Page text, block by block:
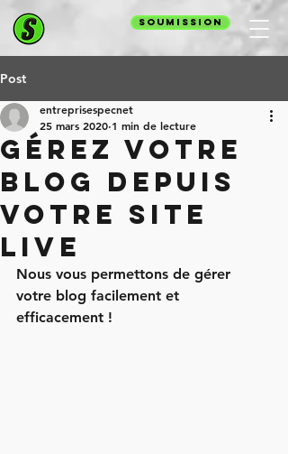
SOUMISSION
Post
Gérez votre
blog depuis
votre site
live
entreprisespecnet
25 mars 2020 1 min de lecture
Nous vous permettons de gérer
votre blog facilement et
efficacement !